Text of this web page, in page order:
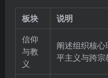
板块
说明
信仰
与教
义
阐述组织核
平主义与跨宗